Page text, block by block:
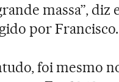
massa”,
por Francisco.
foi mesmo